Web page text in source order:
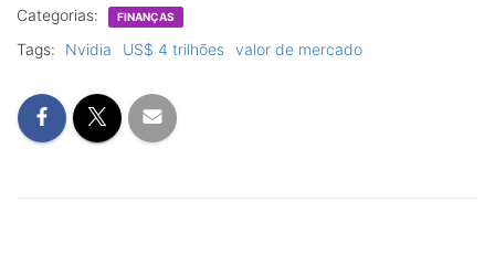
Categorias: FINANÇAS
Tags: Nvidia US$ 4 trilhões valor de mercado